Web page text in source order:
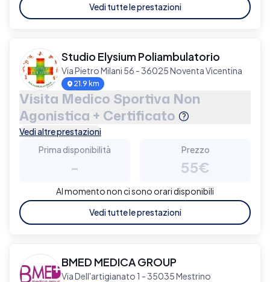
Vedi tutte le prestazioni
Studio Elysium Poliambulatorio
Via Pietro Milani 56 - 36025 Noventa Vicentina
21.9 km
Visita Medico Sportiva Non
Agonistica + Certificato
Vedi altre prestazioni
Prima disponibilità
-
Prezzo
55€
Al momento non ci sono orari disponibili
Vedi tutte le prestazioni
BMED MEDICA GROUP
Via Dell'artigianato 1 - 35035 Mestrino